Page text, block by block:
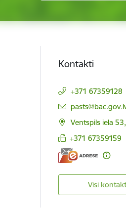
Kontakti
+371 67359128
E-pasts:
Ventspils iela
+371 67359159
Visi